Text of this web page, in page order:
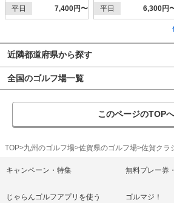
平日
7,400円〜
平日
6,300円
近隣都道府県から探す
全国のゴルフ場一覧
このページのTOPへ
TOP 九州のゴルフ場 佐賀県のゴルフ場 佐賀クラ
キャンペーン・特集 無料プレー券
じゃらんゴルフアプリを使う ゴルマジ！